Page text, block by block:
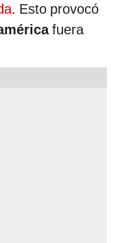
. Esto provocó
fuera